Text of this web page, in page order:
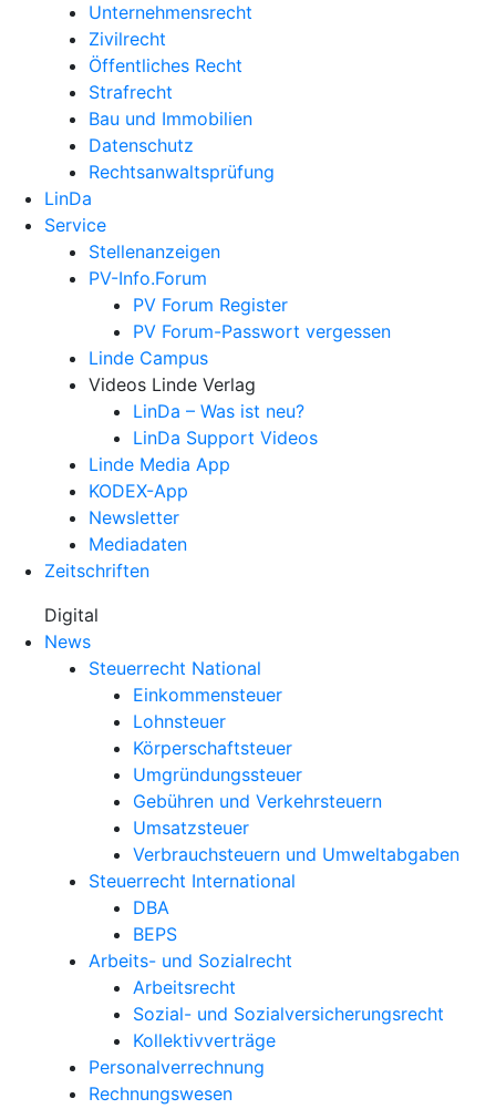
Unternehmens­recht
Zivilrecht
Öffentliches Recht
Strafrecht
Bau und Immobilien
Datenschutz
Rechtsanwalts­prüfung
LinDa
Service
Stellenanzeigen
PV-Info.Forum
PV Forum Register
PV Forum-Passwort vergessen
Linde Campus
Videos Linde Verlag
LinDa – Was ist neu?
LinDa Support Videos
Linde Media App
KODEX-App
Newsletter
Mediadaten
Zeitschriften
Digital
News
Steuerrecht National
Einkommensteuer
Lohnsteuer
Körperschaftsteuer
Umgründungssteuer
Gebühren und Verkehrsteuern
Umsatzsteuer
Verbrauchsteuern und Umweltabgaben
Steuerrecht International
DBA
BEPS
Arbeits- und Sozialrecht
Arbeitsrecht
Sozial- und Sozialversicherungsrecht
Kollektivverträge
Personalverrechnung
Rechnungswesen